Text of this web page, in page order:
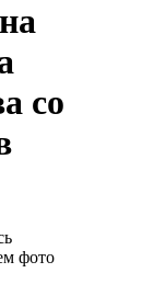
со
фото